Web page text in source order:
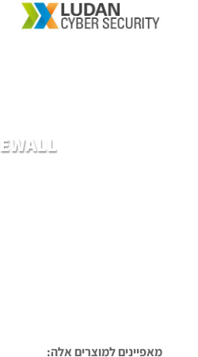
מאפיינים למוצרים אלה: